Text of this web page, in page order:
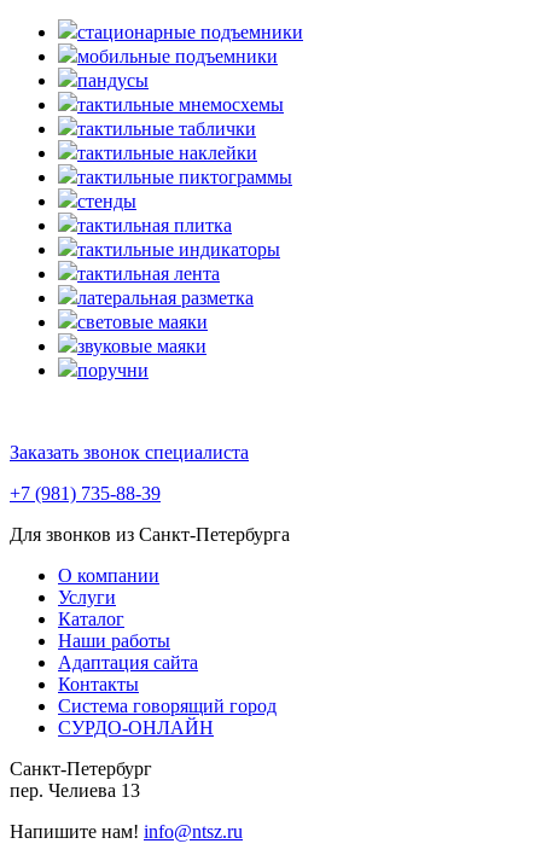
стационарные подъемники
мобильные подъемники
пандусы
тактильные мнемосхемы
тактильные таблички
тактильные наклейки
тактильные пиктограммы
стенды
тактильная плитка
тактильные индикаторы
тактильная лента
латеральная разметка
световые маяки
звуковые маяки
поручни
Заказать звонок специалиста
+7 (981) 735-88-39
Для звонков из Санкт-Петербурга
О компании
Услуги
Каталог
Наши работы
Адаптация сайта
Контакты
Система говорящий город
СУРДО-ОНЛАЙН
Санкт-Петербург
пер. Челиева 13
Напишите нам! info@ntsz.ru